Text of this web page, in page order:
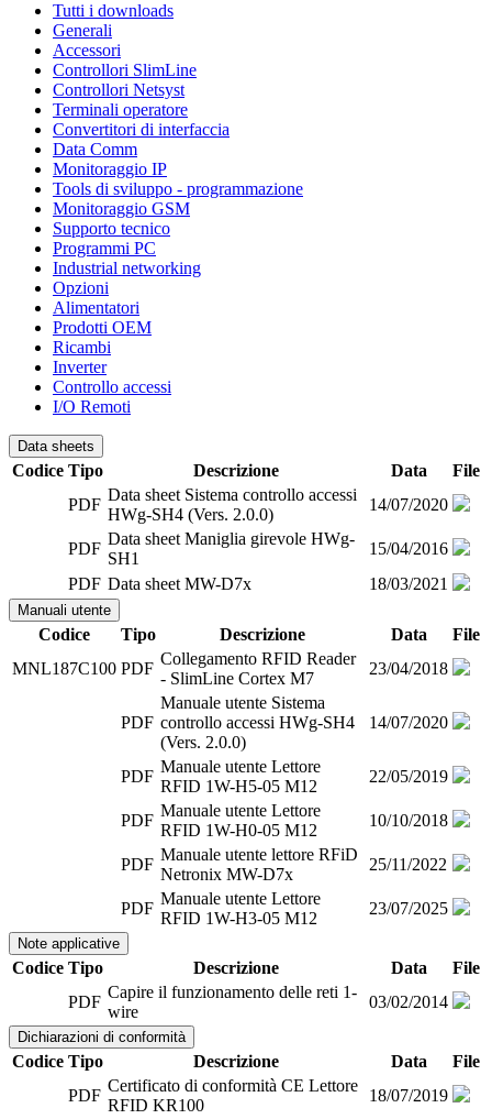
Tutti i downloads
Generali
Accessori
Controllori SlimLine
Controllori Netsyst
Terminali operatore
Convertitori di interfaccia
Data Comm
Monitoraggio IP
Tools di sviluppo - programmazione
Monitoraggio GSM
Supporto tecnico
Programmi PC
Industrial networking
Opzioni
Alimentatori
Prodotti OEM
Ricambi
Inverter
Controllo accessi
I/O Remoti
Data sheets
Codice Tipo Descrizione Data
File
PDF
Data sheet Sistema controllo accessi
HWg-SH4 (Vers. 2.0.0)
14/07/2020
PDF
Data sheet Maniglia girevole HWg-
SH1
15/04/2016
PDF Data sheet MW-D7x 18/03/2021
Manuali utente
Codice Tipo Descrizione Data
File
MNL187C100 PDF
Collegamento RFID Reader
- SlimLine Cortex M7
23/04/2018
PDF
Manuale utente Sistema
controllo accessi HWg-SH4
(Vers. 2.0.0)
14/07/2020
PDF
Manuale utente Lettore
RFID 1W-H5-05 M12
22/05/2019
PDF
Manuale utente Lettore
RFID 1W-H0-05 M12
10/10/2018
PDF
Manuale utente lettore RFiD
Netronix MW-D7x
25/11/2022
PDF
Manuale utente Lettore
RFID 1W-H3-05 M12
23/07/2025
Note applicative
Codice Tipo Descrizione Data
File
PDF
Capire il funzionamento delle reti 1-
wire
03/02/2014
Dichiarazioni di conformità
Codice Tipo Descrizione Data
File
PDF
Certificato di conformità CE Lettore
RFID KR100
18/07/2019